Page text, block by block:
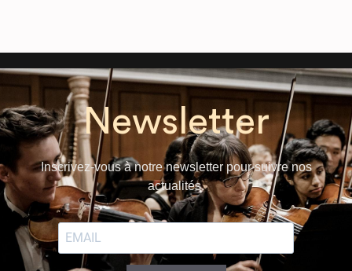
Newsletter
Inscrivez-vous à notre newsletter pour suivre nos
actualités.